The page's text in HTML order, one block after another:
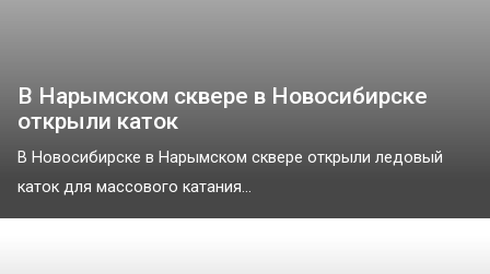
В Нарымском сквере в Новосибирске
открыли каток
В Новосибирске в Нарымском сквере открыли ледовый
каток для массового катания...